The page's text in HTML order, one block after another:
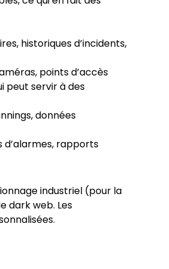
historiques d’incidents,
points d’accès
peut servir à des
données
d’alarmes, rapports
industriel (pour la
dark web. Les